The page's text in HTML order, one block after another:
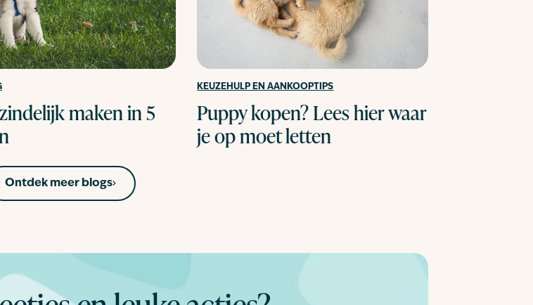
maken in 5
KEUZEHULP EN AANKOOPTIPS
Puppy kopen? Lees hier waar
je op moet letten
Ontdek meer blogs